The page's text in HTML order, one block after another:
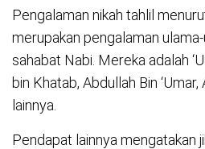
Pengalaman nikah tahlil
merupakan pengalaman
sahabat Nabi. Mereka adalah
bin Khatab, Abdullah Bin
lainnya.
Pendapat lainnya mengatakan